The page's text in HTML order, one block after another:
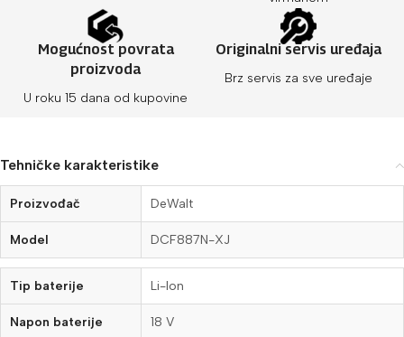
Mogućnost povrata
proizvoda
U roku 15 dana od kupovine
Originalni servis uređaja
Brz servis za sve uređaje
Tehničke karakteristike
Proizvođač DeWalt
Model DCF887N-XJ
Tip baterije Li-Ion
Napon baterije 18 V